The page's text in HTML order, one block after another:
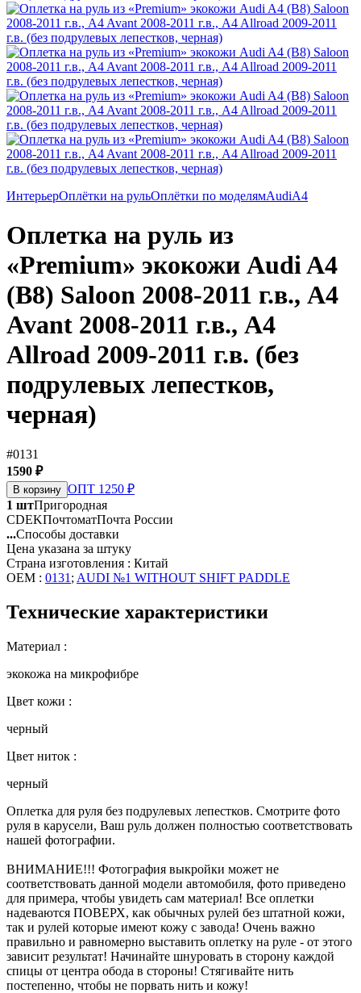
ИнтерьерОплётки на рульОплётки по моделямAudiA4
Оплетка на руль из
«Premium» экокожи Audi A4
(B8) Saloon 2008-2011 г.в., A4
Avant 2008-2011 г.в., A4
Allroad 2009-2011 г.в. (без
подрулевых лепестков,
черная)
#0131
1590 ₽
В корзину ОПТ 1250 ₽
1 штПригородная
CDEKПочтоматПочта России
...Способы доставки
Цена указана за штуку
Страна изготовления : Китай
OEM : 0131 ; AUDI №1 WITHOUT SHIFT PADDLE
Технические характеристики
Материал :
экокожа на микрофибре
Цвет кожи :
черный
Цвет ниток :
черный
Оплетка для руля без подрулевых лепестков. Смотрите фото
руля в карусели, Ваш руль должен полностью соответствовать
нашей фотографии.
ВНИМАНИЕ!!! Фотография выкройки может не
соответствовать данной модели автомобиля, фото приведено
для примера, чтобы увидеть сам материал! Все оплетки
надеваются ПОВЕРХ, как обычных рулей без штатной кожи,
так и рулей которые имеют кожу с завода! Очень важно
правильно и равномерно выставить оплетку на руле - от этого
зависит результат! Начинайте шнуровать в сторону каждой
спицы от центра обода в стороны! Стягивайте нить
постепенно, чтобы не порвать нить и кожу!